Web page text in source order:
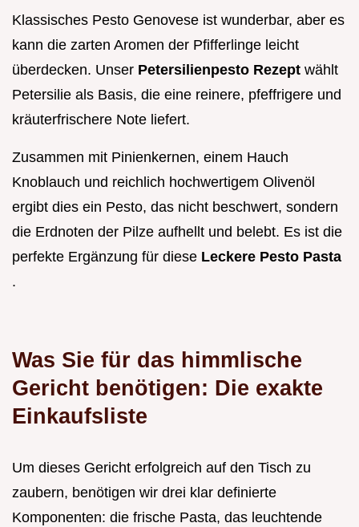
Klassisches Pesto Genovese ist wunderbar, aber es
kann die zarten Aromen der Pfifferlinge leicht
überdecken. Unser Petersilienpesto Rezept wählt
Petersilie als Basis, die eine reinere, pfeffrigere und
kräuterfrischere Note liefert.
Zusammen mit Pinienkernen, einem Hauch
Knoblauch und reichlich hochwertigem Olivenöl
ergibt dies ein Pesto, das nicht beschwert, sondern
die Erdnoten der Pilze aufhellt und belebt. Es ist die
perfekte Ergänzung für diese Leckere Pesto Pasta
.
Was Sie für das himmlische
Gericht benötigen: Die exakte
Einkaufsliste
Um dieses Gericht erfolgreich auf den Tisch zu
zaubern, benötigen wir drei klar definierte
Komponenten: die frische Pasta, das leuchtende